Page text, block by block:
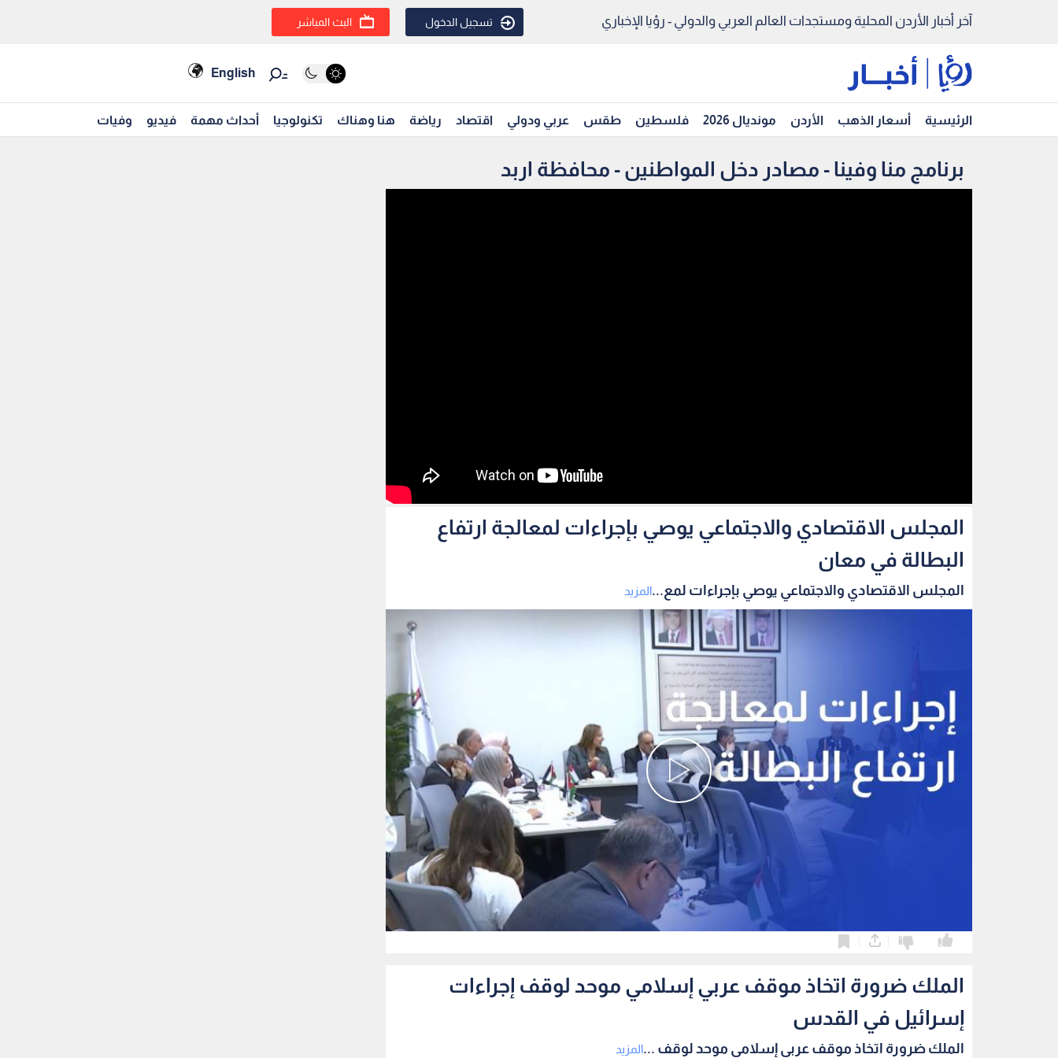
آخر أخبار الأردن المحلية ومستجدات العالم العربي والدولي - رؤيا الإخباري تسجيل الدخول البث المباشر
English
الرئيسية أسعار الذهب الأردن مونديال 2026 فلسطين طقس عربي ودولي اقتصاد رياضة هنا وهناك تكنولوجيا أحداث مهمة فيديو وفيات
برنامج منا وفينا - مصادر دخل المواطنين - محافظة اربد
المجلس الاقتصادي والاجتماعي يوصي بإجراءات لمعالجة ارتفاع
البطالة في معان
المجلس الاقتصادي والاجتماعي يوصي بإجراءات لمع...المزيد
الملك ضرورة اتخاذ موقف عربي إسلامي موحد لوقف إجراءات
إسرائيل في القدس
الملك ضرورة اتخاذ موقف عربي إسلامي موحد لوقف ...المزيد